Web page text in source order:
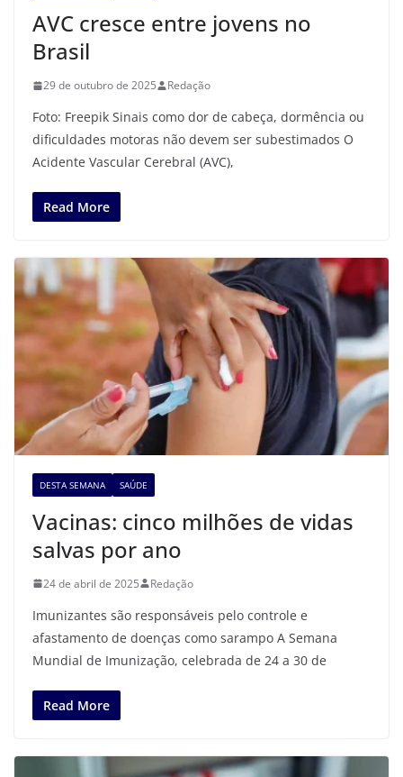
AVC cresce entre jovens no
Brasil
29 de outubro de 2025 Redação
Foto: Freepik Sinais como dor de cabeça, dormência ou
dificuldades motoras não devem ser subestimados O
Acidente Vascular Cerebral (AVC),
Read More
DESTA SEMANA SAÚDE
Vacinas: cinco milhões de vidas
salvas por ano
24 de abril de 2025 Redação
Imunizantes são responsáveis pelo controle e
afastamento de doenças como sarampo A Semana
Mundial de Imunização, celebrada de 24 a 30 de
Read More